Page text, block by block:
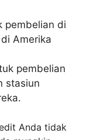
pembelian di
Amerika
pembelian
stasiun
Anda tidak